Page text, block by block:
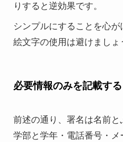
りすると逆効果です。
シンプルにすることを心
絵文字の使用は避けましょ
必要情報のみを記載する
前述の通り、署名は名前と
学部と学年・電話番号・